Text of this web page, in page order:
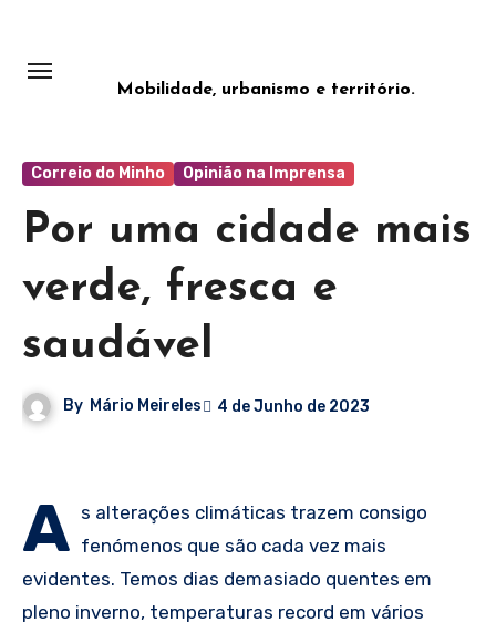
Mobilidade, urbanismo e território.
Correio do Minho Opinião na Imprensa
Por uma cidade mais
verde, fresca e
saudável
By Mário Meireles 4 de Junho de 2023
A s alterações climáticas trazem consigo
fenómenos que são cada vez mais
evidentes. Temos dias demasiado quentes em
pleno inverno, temperaturas record em vários